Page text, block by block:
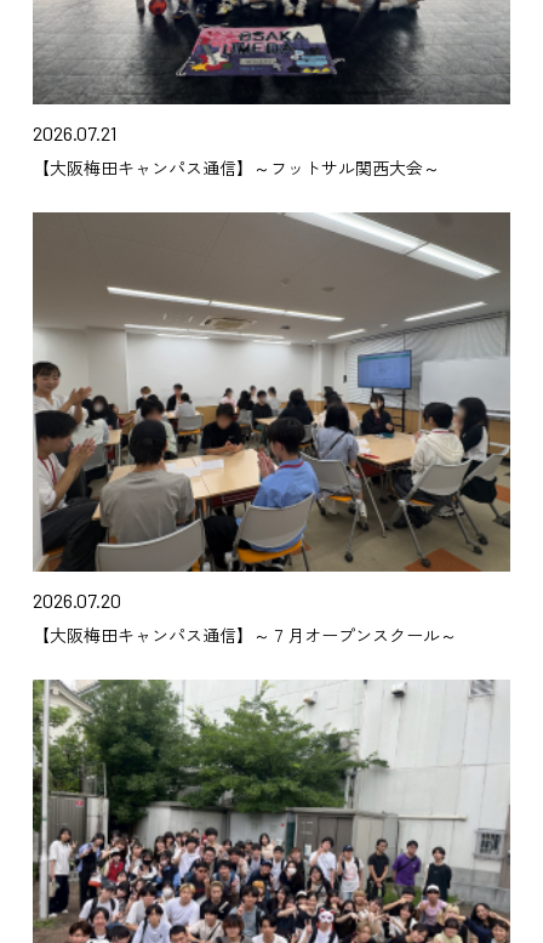
2026.07.21
【大阪梅田キャンパス通信】～フットサル関西大会～
2026.07.20
【大阪梅田キャンパス通信】～７月オープンスクール～